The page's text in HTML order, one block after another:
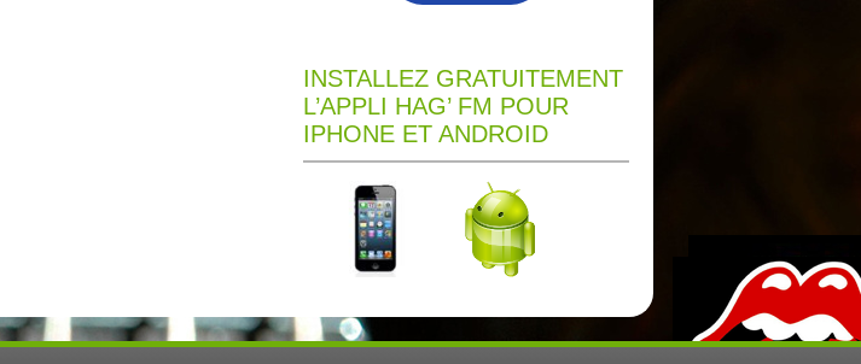
INSTALLEZ GRATUITEMENT
L’APPLI HAG’ FM POUR
IPHONE ET ANDROID